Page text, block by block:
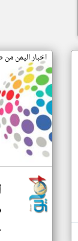
اخبار اليمن من صحيفة ٤